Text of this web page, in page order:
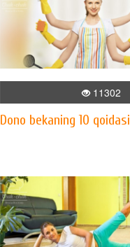
11302
Dono bekaning 10 qoidasi